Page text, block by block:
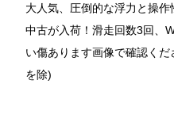
大人気、圧倒的な浮力と操
中古が入荷！滑走回数3回、
い傷あります画像で確認く
を除)